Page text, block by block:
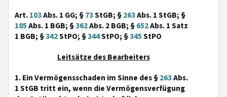
Art.103Abs. 1 GG; §73StGB; §263Abs. 1 StGB; §
185Abs. 1 BGB; §362Abs. 2 BGB; §652Abs. 1 Satz
1 BGB; §342StPO; §344StPO; §345StPO
Leitsätze des Bearbeiters
1. Ein Vermögensschaden im Sinne des §263Abs.
1 StGB tritt ein, wenn die Vermögensverfügung